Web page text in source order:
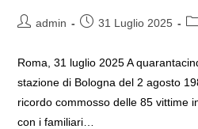
Autoreadmin
Articolo31 Luglio 2025
Roma, 31 luglio 2025 A
stazione di Bologna del 2 agosto
ricordo commosso delle 85 vittime
con i familiari…